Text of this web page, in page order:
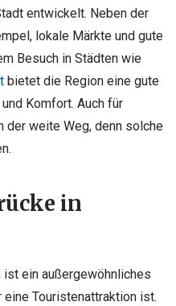
entwickelt. Neben der
lokale Märkte und gute
Besuch in Städten wie
bietet die Region eine gute
Komfort. Auch für
der weite Weg, denn solche
in
ist ein außergewöhnliches
eine Touristenattraktion ist.